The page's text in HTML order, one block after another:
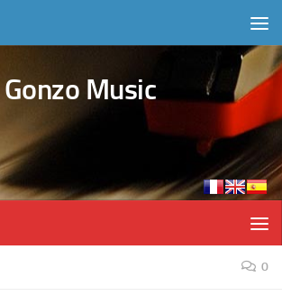
Gonzo Music
0